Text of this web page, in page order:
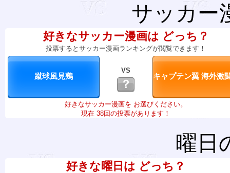
サッカー
好きなサッカー漫画は どっち？
投票するとサッカー漫画ランキングが閲覧できます！
VS
？
好きなサッカー漫画を お選びください。
現在 38回の投票があります！
曜日
好きな曜日は どっち？